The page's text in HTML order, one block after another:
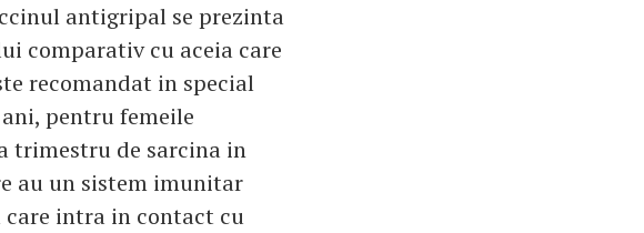
antigripal se prezinta
comparativ cu aceia care
recomandat in special
pentru femeile
trimestru de sarcina in
au un sistem imunitar
intra in contact cu